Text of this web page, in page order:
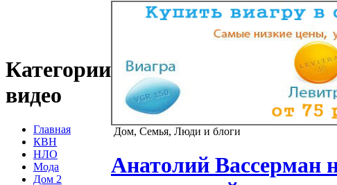
Категории
видео
Главная
КВН
НЛО
Мода
Дом 2
Дом, Семья, Люди и блоги
Анатолий Вассерман